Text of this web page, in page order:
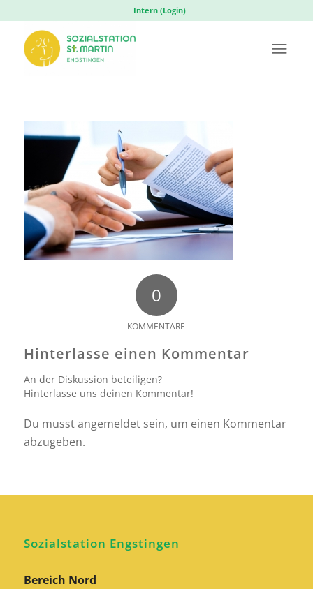
Intern (Login)
0
KOMMENTARE
Hinterlasse einen Kommentar
An der Diskussion beteiligen?
Hinterlasse uns deinen Kommentar!
Du musstangemeldetsein, um einen Kommentar
abzugeben.
Sozialstation Engstingen
Bereich Nord